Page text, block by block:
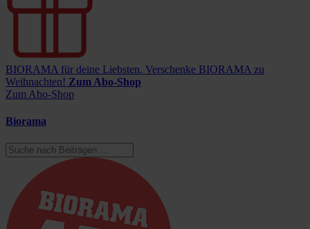
BIORAMA für deine Liebsten. Verschenke BIORAMA zu
Weihnachten! Zum Abo-Shop
Zum Abo-Shop
Biorama